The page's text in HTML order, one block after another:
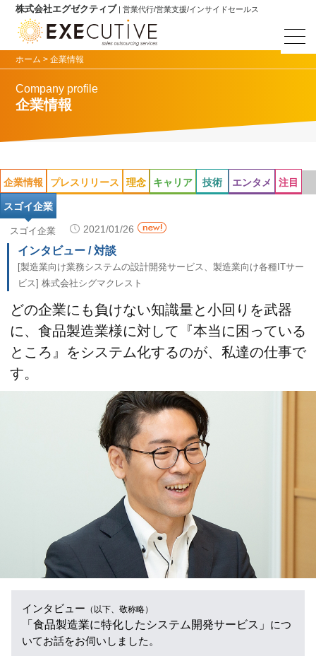
株式会社エグゼクティブ | 営業代行/営業支援/インサイドセールス
ホーム >企業情報
Company profile
企業情報
企業情報 プレスリリース 理念 キャリア 技術 エンタメ 注目
スゴイ企業
スゴイ企業 2021/01/26
インタビュー / 対談
[製造業向け業務システムの設計開発サービス、製造業向け各種ITサー
ビス] 株式会社シグマクレスト
どの企業にも負けない知識量と小回りを武器
に、食品製造業様に対して『本当に困っている
ところ』をシステム化するのが、私達の仕事で
す。
インタビュー （以下、敬称略）
「食品製造業に特化したシステム開発サービス」 につ
いてお話をお伺いしました。